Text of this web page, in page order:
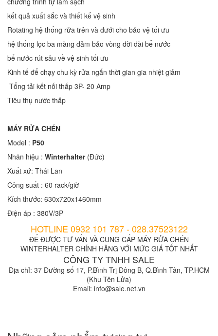
kết quả xuất sắc và thiết kế vệ sinh
Rotating hệ thống rửa trên và dưới cho bảo vệ tối ưu
hệ thống lọc ba màng đảm bảo vòng đời dài bể nước
bể nước rút sâu về vệ sinh tối ưu
Kinh tế để chạy chu kỳ rửa ngắn thời gian gia nhiệt giảm
Tổng tải kết nối thấp 3P- 20 Amp
Tiêu thụ nước thấp
MÁY RỬA CHÉN
Model : P50
Nhãn hiệu : Winterhalter(Đức)
Xuất xứ: Thái Lan
Công suất : 60 rack/giờ
Kích thước: 630x720x1460mm
Điện áp : 380V/3P
HOTLINE 0932 101 787 - 028.37523122
ĐỂ ĐƯỢC TƯ VẤN VÀ CUNG CẤP MÁY RỬA CHÉN
WINTERHALTER CHÍNH HÃNG VỚI MỨC GIÁ TỐT NHẤT
CÔNG TY TNHH SALE
Địa chỉ: 37 Đường số 17, P.Bình Trị Đông B, Q.Bình Tân, TP.HCM
(Khu Tên Lửa)
Email: info@sale.net.vn